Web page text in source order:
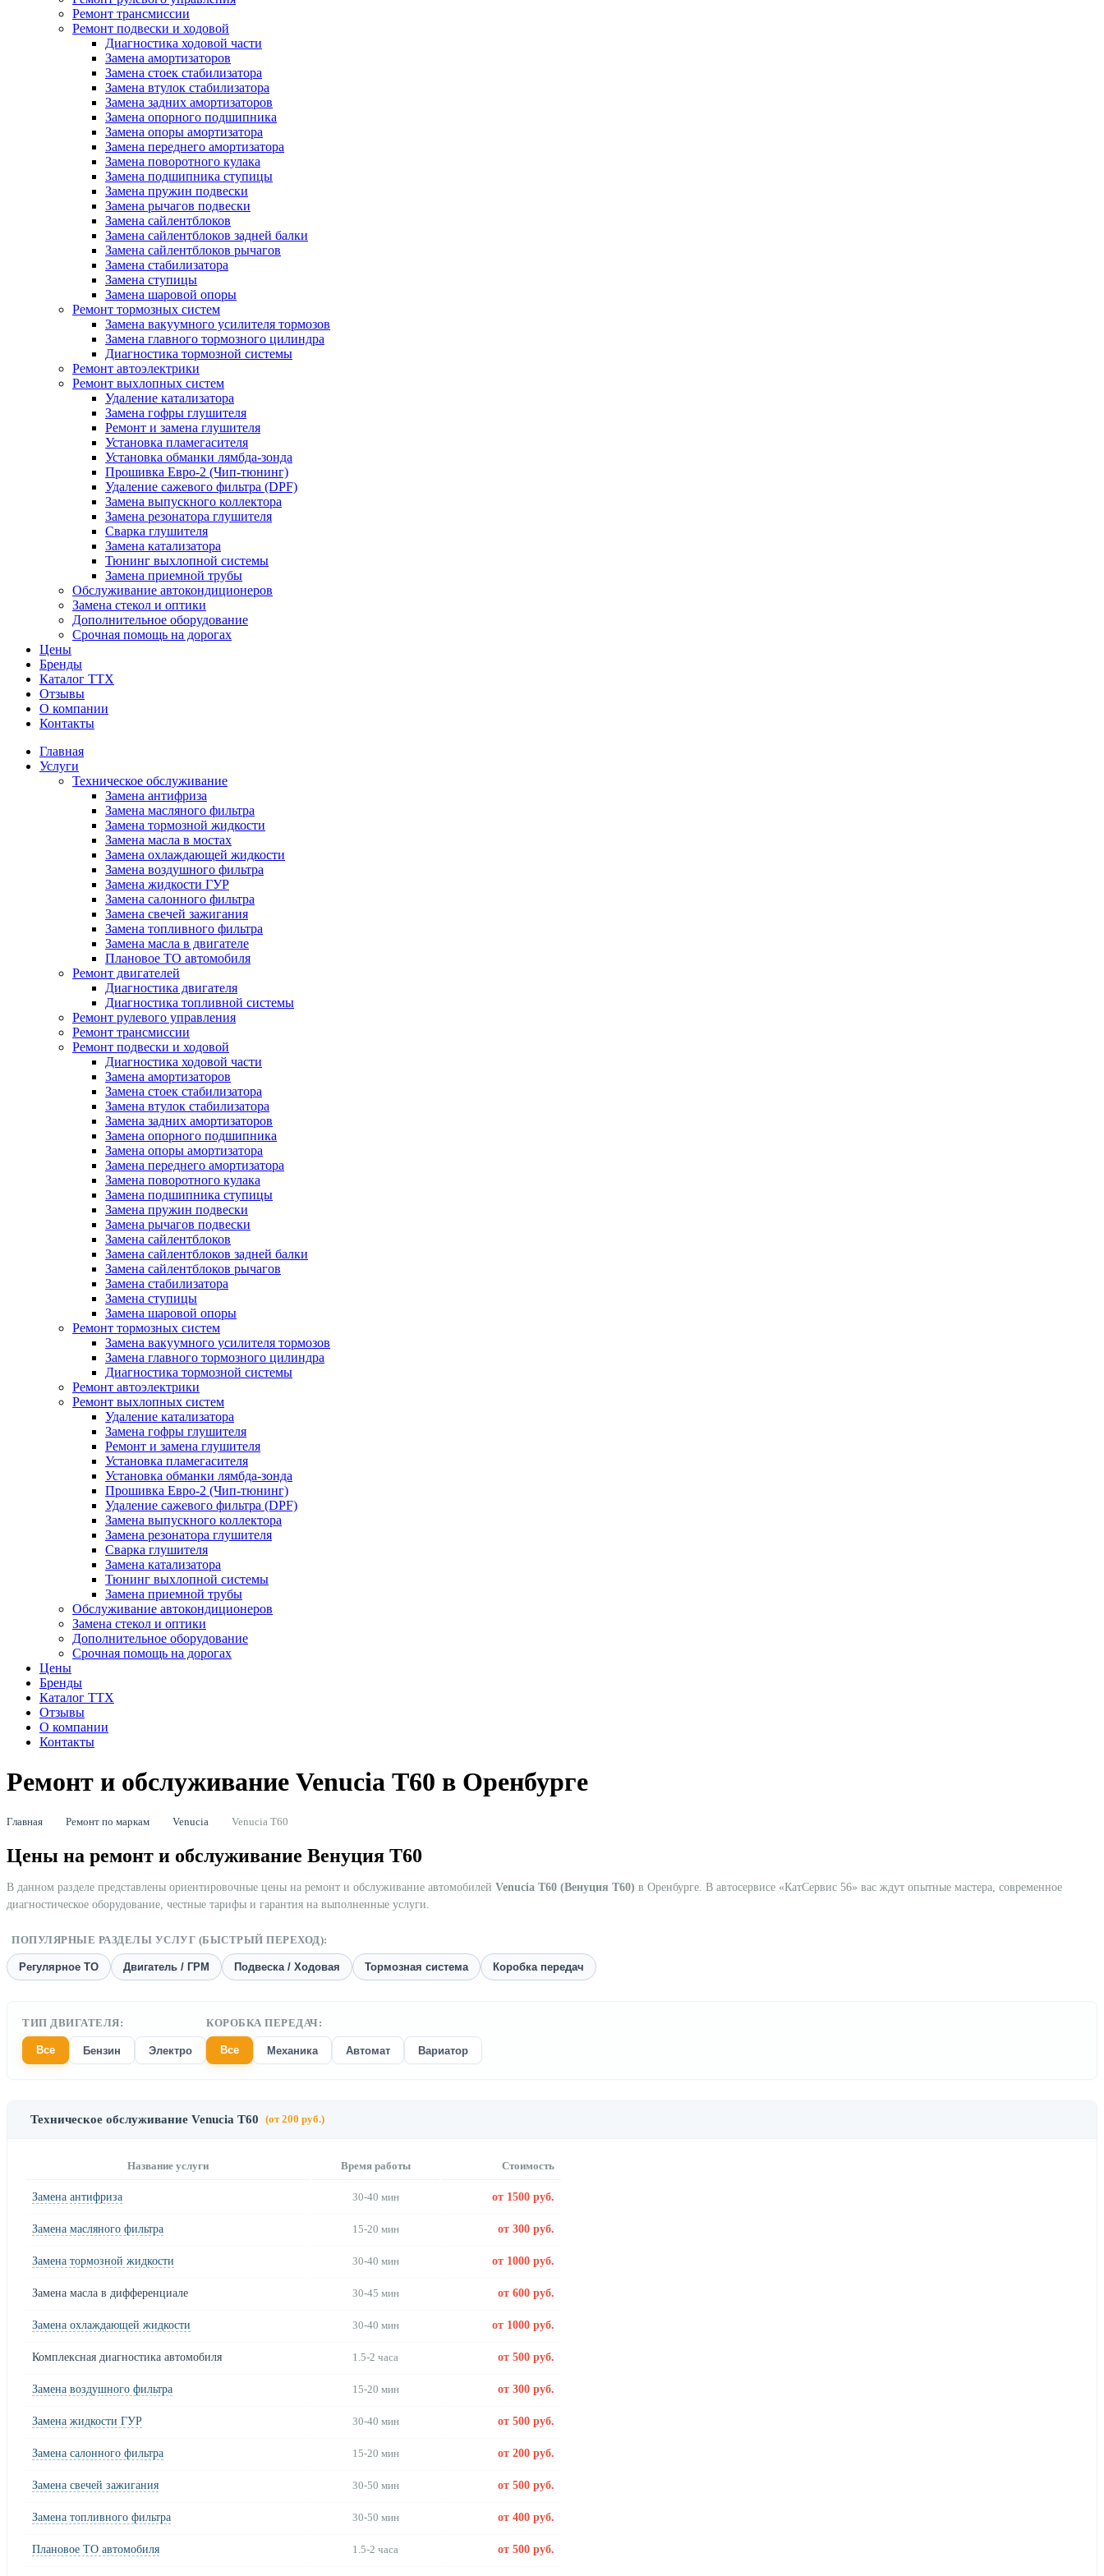
Ремонт трансмиссии
Ремонт подвески и ходовой
Диагностика ходовой части
Замена амортизаторов
Замена стоек стабилизатора
Замена втулок стабилизатора
Замена задних амортизаторов
Замена опорного подшипника
Замена опоры амортизатора
Замена переднего амортизатора
Замена поворотного кулака
Замена подшипника ступицы
Замена пружин подвески
Замена рычагов подвески
Замена сайлентблоков
Замена сайлентблоков задней балки
Замена сайлентблоков рычагов
Замена стабилизатора
Замена ступицы
Замена шаровой опоры
Ремонт тормозных систем
Замена вакуумного усилителя тормозов
Замена главного тормозного цилиндра
Диагностика тормозной системы
Ремонт автоэлектрики
Ремонт выхлопных систем
Удаление катализатора
Замена гофры глушителя
Ремонт и замена глушителя
Установка пламегасителя
Установка обманки лямбда-зонда
Прошивка Евро-2 (Чип-тюнинг)
Удаление сажевого фильтра (DPF)
Замена выпускного коллектора
Замена резонатора глушителя
Сварка глушителя
Замена катализатора
Тюнинг выхлопной системы
Замена приемной трубы
Обслуживание автокондиционеров
Замена стекол и оптики
Дополнительное оборудование
Срочная помощь на дорогах
Цены
Бренды
Каталог ТТХ
Отзывы
О компании
Контакты
Главная
Услуги
Техническое обслуживание
Замена антифриза
Замена масляного фильтра
Замена тормозной жидкости
Замена масла в мостах
Замена охлаждающей жидкости
Замена воздушного фильтра
Замена жидкости ГУР
Замена салонного фильтра
Замена свечей зажигания
Замена топливного фильтра
Замена масла в двигателе
Плановое ТО автомобиля
Ремонт двигателей
Диагностика двигателя
Диагностика топливной системы
Ремонт рулевого управления
Ремонт трансмиссии
Ремонт подвески и ходовой
Диагностика ходовой части
Замена амортизаторов
Замена стоек стабилизатора
Замена втулок стабилизатора
Замена задних амортизаторов
Замена опорного подшипника
Замена опоры амортизатора
Замена переднего амортизатора
Замена поворотного кулака
Замена подшипника ступицы
Замена пружин подвески
Замена рычагов подвески
Замена сайлентблоков
Замена сайлентблоков задней балки
Замена сайлентблоков рычагов
Замена стабилизатора
Замена ступицы
Замена шаровой опоры
Ремонт тормозных систем
Замена вакуумного усилителя тормозов
Замена главного тормозного цилиндра
Диагностика тормозной системы
Ремонт автоэлектрики
Ремонт выхлопных систем
Удаление катализатора
Замена гофры глушителя
Ремонт и замена глушителя
Установка пламегасителя
Установка обманки лямбда-зонда
Прошивка Евро-2 (Чип-тюнинг)
Удаление сажевого фильтра (DPF)
Замена выпускного коллектора
Замена резонатора глушителя
Сварка глушителя
Замена катализатора
Тюнинг выхлопной системы
Замена приемной трубы
Обслуживание автокондиционеров
Замена стекол и оптики
Дополнительное оборудование
Срочная помощь на дорогах
Цены
Бренды
Каталог ТТХ
Отзывы
О компании
Контакты
Ремонт и обслуживание Venucia Т60 в Оренбурге
Главная Ремонт по маркам Venucia Venucia Т60
Цены на ремонт и обслуживание Венуция Т60
В данном разделе представлены ориентировочные цены на ремонт и обслуживание автомобилей Venucia Т60 (Венуция Т60) в Оренбурге. В автосервисе «КатСервис 56» вас ждут опытные мастера, современное
диагностическое оборудование, честные тарифы и гарантия на выполненные услуги.
ПОПУЛЯРНЫЕ РАЗДЕЛЫ УСЛУГ (БЫСТРЫЙ ПЕРЕХОД):
Регулярное ТО Двигатель / ГРМ Подвеска / Ходовая Тормозная система Коробка передач
ТИП ДВИГАТЕЛЯ:
Все Бензин Электро
КОРОБКА ПЕРЕДАЧ:
Все Механика Автомат Вариатор
Техническое обслуживание Venucia Т60 (от 200 руб.)
Название услуги Время работы Стоимость
Замена антифриза 30-40 мин от 1500 руб.
Замена масляного фильтра 15-20 мин от 300 руб.
Замена тормозной жидкости 30-40 мин от 1000 руб.
Замена масла в дифференциале 30-45 мин от 600 руб.
Замена охлаждающей жидкости 30-40 мин от 1000 руб.
Комплексная диагностика автомобиля 1.5-2 часа от 500 руб.
Замена воздушного фильтра 15-20 мин от 300 руб.
Замена жидкости ГУР 30-40 мин от 500 руб.
Замена салонного фильтра 15-20 мин от 200 руб.
Замена свечей зажигания 30-50 мин от 500 руб.
Замена топливного фильтра 30-50 мин от 400 руб.
Плановое ТО автомобиля 1.5-2 часа от 500 руб.